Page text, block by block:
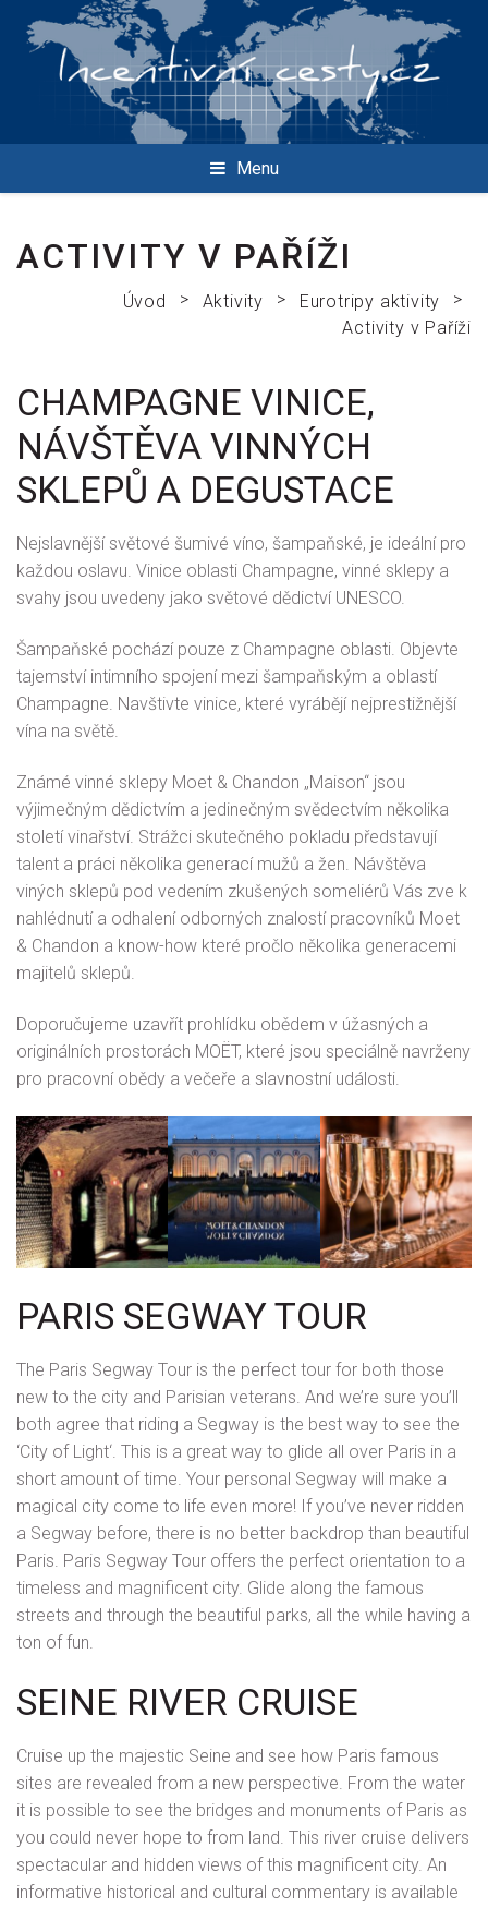
Menu
ACTIVITY V PAŘÍŽI
Úvod > Aktivity > Eurotripy aktivity
>
Activity v Paříži
CHAMPAGNE VINICE,
NÁVŠTĚVA VINNÝCH
SKLEPŮ A DEGUSTACE
Nejslavnější světové šumivé víno, šampaňské, je ideální pro
každou oslavu. Vinice oblasti Champagne, vinné sklepy a
svahy jsou uvedeny jako světové dědictví UNESCO.
Šampaňské pochází pouze z Champagne oblasti. Objevte
tajemství intimního spojení mezi šampaňským a oblastí
Champagne. Navštivte vinice, které vyrábějí nejprestižnější
vína na světě.
Známé vinné sklepy Moet & Chandon „Maison“ jsou
výjimečným dědictvím a jedinečným svědectvím několika
století vinařství. Strážci skutečného pokladu představují
talent a práci několika generací mužů a žen. Návštěva
viných sklepů pod vedením zkušených someliérů Vás zve k
nahlédnutí a odhalení odborných znalostí pracovníků Moet
& Chandon a know-how které pročlo několika generacemi
majitelů sklepů.
Doporučujeme uzavřít prohlídku obědem v úžasných a
originálních prostorách MOËT, které jsou speciálně navrženy
pro pracovní obědy a večeře a slavnostní události.
PARIS SEGWAY TOUR
The Paris Segway Tour is the perfect tour for both those
new to the city and Parisian veterans. And we’re sure you’ll
both agree that riding a Segway is the best way to see the
‘City of Light‘. This is a great way to glide all over Paris in a
short amount of time. Your personal Segway will make a
magical city come to life even more! If you’ve never ridden
a Segway before, there is no better backdrop than beautiful
Paris. Paris Segway Tour offers the perfect orientation to a
timeless and magnificent city. Glide along the famous
streets and through the beautiful parks, all the while having a
ton of fun.
SEINE RIVER CRUISE
Cruise up the majestic Seine and see how Paris famous
sites are revealed from a new perspective. From the water
it is possible to see the bridges and monuments of Paris as
you could never hope to from land. This river cruise delivers
spectacular and hidden views of this magnificent city. An
informative historical and cultural commentary is available